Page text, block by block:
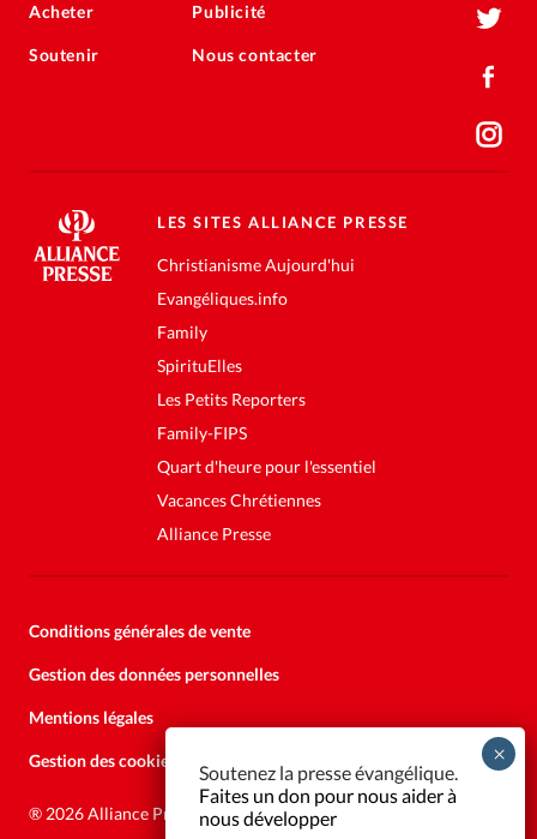
Acheter
Soutenir
Publicité
Nous contacter
LES SITES ALLIANCE PRESSE
Christianisme Aujourd'hui
Evangéliques.info
Family
SpirituElles
Les Petits Reporters
Family-FIPS
Quart d'heure pour l'essentiel
Vacances Chrétiennes
Alliance Presse
Conditions générales de vente
Gestion des données personnelles
Mentions légales
Gestion des cookies
® 2026 Alliance Presse
Soutenez la presse évangélique.
Faites un don pour nous aider à
nous développer